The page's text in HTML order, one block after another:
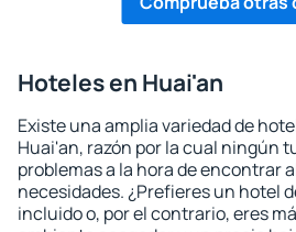
Hoteles en Huai'an
Existe una amplia variedad de
Huai'an, razón por la cual ningún
problemas a la hora de encontrar
necesidades. ¿Prefieres un hotel
incluido o, por el contrario, eres